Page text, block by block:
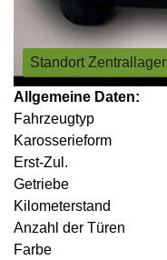
Standort Zentrallager
Allgemeine Daten:
Fahrzeugtyp
Karosserieform
Erst-Zul.
Getriebe
Kilometerstand
Anzahl der Türen
Farbe